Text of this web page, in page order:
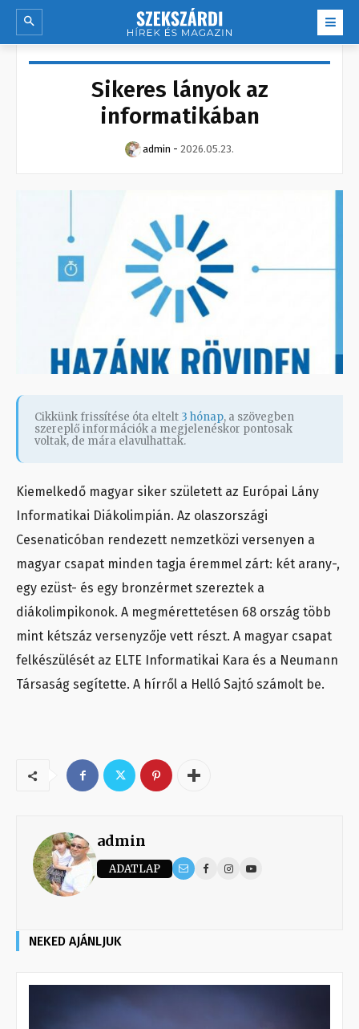
Sikeres lányok az
informatikában
admin - 2026.05.23.
Cikkünk frissítése óta eltelt 3 hónap, a szövegben
szereplő információk a megjelenéskor pontosak
voltak, de mára elavulhattak.
Kiemelkedő magyar siker született az Európai Lány
Informatikai Diákolimpián. Az olaszországi
Cesenaticóban rendezett nemzetközi versenyen a
magyar csapat minden tagja éremmel zárt: két arany-,
egy ezüst- és egy bronzérmet szereztek a
diákolimpikonok. A megmérettetésen 68 ország több
mint kétszáz versenyzője vett részt. A magyar csapat
felkészülését az ELTE Informatikai Kara és a Neumann
Társaság segítette. A hírről a Helló Sajtó számolt be.
admin
ADATLAP
NEKED AJÁNLJUK